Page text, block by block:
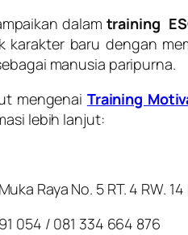
dalam training
karakter baru dengan
manusia paripurna.
mengenai Training
lebih lanjut:
Raya No. 5 RT. 4 RW.
054 / 081 334 664 876